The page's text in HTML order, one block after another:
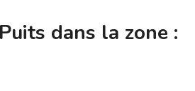
dans la zone :